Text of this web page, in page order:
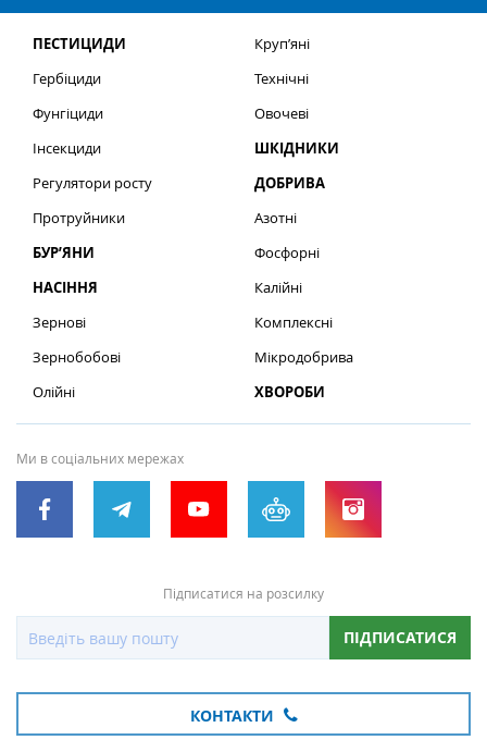
ПЕСТИЦИДИ
Гербіциди
Фунгіциди
Інсекциди
Регулятори росту
Протруйники
БУР’ЯНИ
НАСІННЯ
Зернові
Зернобобові
Олійні
Круп’яні
Технічні
Овочеві
ШКІДНИКИ
ДОБРИВА
Азотні
Фосфорні
Калійні
Комплексні
Мікродобрива
ХВОРОБИ
Ми в соціальних мережах
Підписатися на розсилку
ПІДПИСАТИСЯ
КОНТАКТИ